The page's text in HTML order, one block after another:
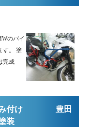
のバイ
す。 塗
完成
組み付け 豊田
装